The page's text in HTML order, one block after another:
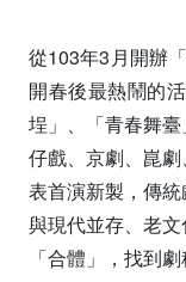
從103年3月開辦
開春後最熱鬧的
埕」、「青春舞
仔戲、京劇、崑
表首演新製，傳
與現代並存、老
「合體」，找到劇